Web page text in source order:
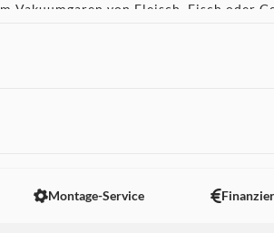
Vakuumgaren von Fleisch, Fisch oder
Doppelreißverschluss für
Montage-Service